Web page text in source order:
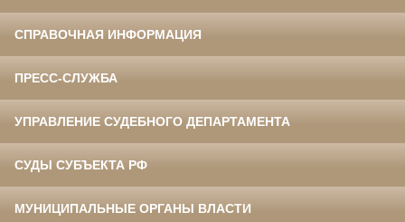
СПРАВОЧНАЯ ИНФОРМАЦИЯ
ПРЕСС-СЛУЖБА
УПРАВЛЕНИЕ СУДЕБНОГО ДЕПАРТАМЕНТА
СУДЫ СУБЪЕКТА РФ
МУНИЦИПАЛЬНЫЕ ОРГАНЫ ВЛАСТИ